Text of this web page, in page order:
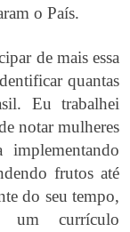
o País.
de mais essa
quantas
Eu trabalhei
notar mulheres
frutos até
do seu tempo,
um currículo